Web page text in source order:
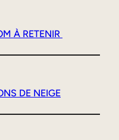
À RETENIR
DE NEIGE